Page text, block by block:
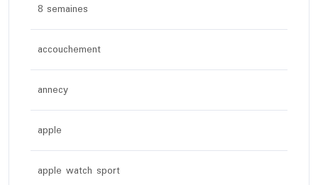
8 semaines
accouchement
annecy
apple
apple watch sport